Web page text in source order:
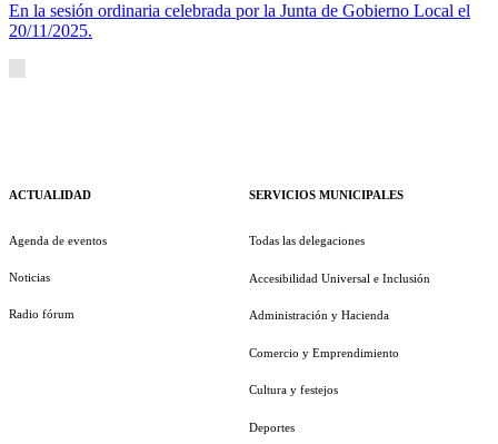
En la sesión ordinaria celebrada por la Junta de Gobierno Local el
20/11/2025.
ACTUALIDAD
Agenda de eventos
Noticias
Radio fórum
SERVICIOS MUNICIPALES
Todas las delegaciones
Accesibilidad Universal e Inclusión
Administración y Hacienda
Comercio y Emprendimiento
Cultura y festejos
Deportes